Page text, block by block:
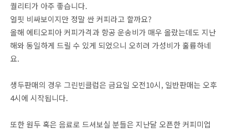
퀄리티가 아주 좋습니다.
얼핏 비싸보이지만 정말 싼 커피라고 할까요?
올해 에티오피아 커피가격과 항공 운송비가 매우 올랐는데도 지난
해와 동일하게 드릴 수 있게 되었으니 오히려 가성비가 훌륭하네
요.
생두판매의 경우 그린빈클럽은 금요일 오전10시, 일반판매는 오후
4시에 시작됩니다.
또한 원두 혹은 음료로 드셔보실 분들은 지난달 오픈한 커피미업